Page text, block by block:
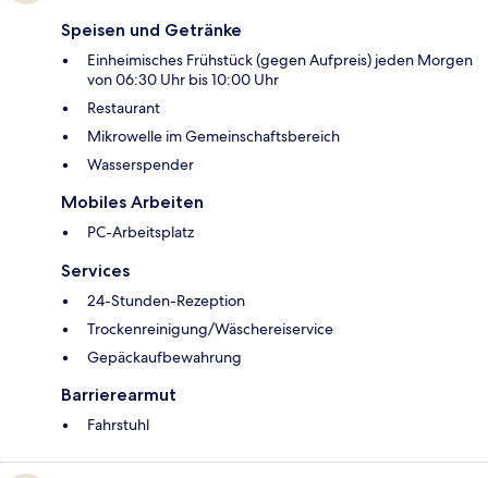
Speisen und Getränke
Einheimisches Frühstück (gegen Aufpreis) jeden Morgen
von 06:30 Uhr bis 10:00 Uhr
Restaurant
Mikrowelle im Gemeinschaftsbereich
Wasserspender
Mobiles Arbeiten
PC-Arbeitsplatz
Services
24-Stunden-Rezeption
Trockenreinigung/Wäschereiservice
Gepäckaufbewahrung
Barrierearmut
Fahrstuhl